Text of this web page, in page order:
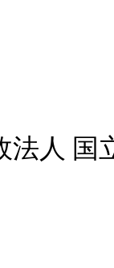
法人 国